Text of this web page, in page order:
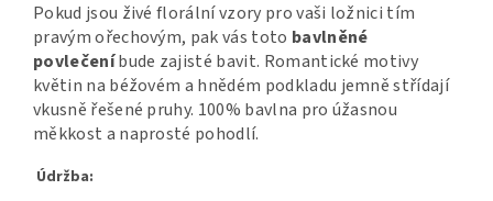
Pokud jsou živé florální vzory pro vaši ložnici tím
pravým ořechovým, pak vás toto bavlněné
povlečeníbude zajisté bavit. Romantické motivy
květin na béžovém a hnědém podkladu jemně střídají
vkusně řešené pruhy. 100% bavlna pro úžasnou
měkkost a naprosté pohodlí.
Údržba: